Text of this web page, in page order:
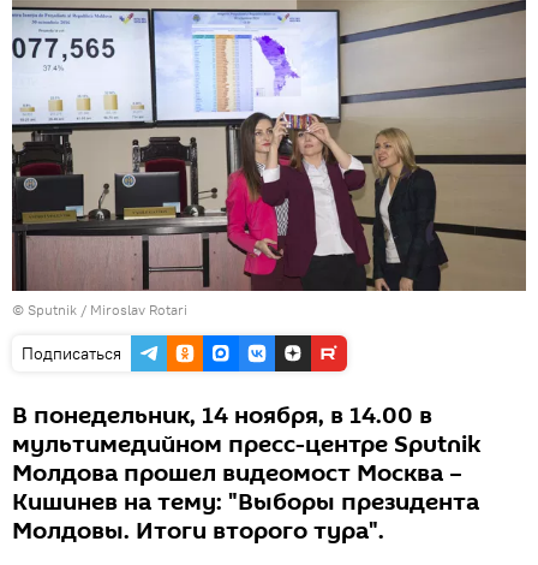
© Sputnik / Miroslav Rotari
Подписаться
В понедельник, 14 ноября, в 14.00 в
мультимедийном пресс-центре Sputnik
Молдова прошел видеомост Москва –
Кишинев на тему: "Выборы президента
Молдовы. Итоги второго тура".